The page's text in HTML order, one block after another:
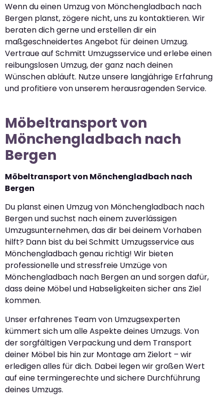
Wenn du einen Umzug von Mönchengladbach nach
Bergen planst, zögere nicht, uns zu kontaktieren. Wir
beraten dich gerne und erstellen dir ein
maßgeschneidertes Angebot für deinen Umzug.
Vertraue auf Schmitt Umzugsservice und erlebe einen
reibungslosen Umzug, der ganz nach deinen
Wünschen abläuft. Nutze unsere langjährige Erfahrung
und profitiere von unserem herausragenden Service.
Möbeltransport von
Mönchengladbach nach
Bergen
Möbeltransport von Mönchengladbach nach
Bergen
Du planst einen Umzug von Mönchengladbach nach
Bergen und suchst nach einem zuverlässigen
Umzugsunternehmen, das dir bei deinem Vorhaben
hilft? Dann bist du bei Schmitt Umzugsservice aus
Mönchengladbach genau richtig! Wir bieten
professionelle und stressfreie Umzüge von
Mönchengladbach nach Bergen an und sorgen dafür,
dass deine Möbel und Habseligkeiten sicher ans Ziel
kommen.
Unser erfahrenes Team von Umzugsexperten
kümmert sich um alle Aspekte deines Umzugs. Von
der sorgfältigen Verpackung und dem Transport
deiner Möbel bis hin zur Montage am Zielort – wir
erledigen alles für dich. Dabei legen wir großen Wert
auf eine termingerechte und sichere Durchführung
deines Umzugs.